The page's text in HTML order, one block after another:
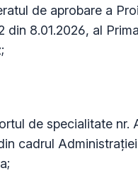
de aprobare a
8.01.2026, al
de specialitate
cadrul